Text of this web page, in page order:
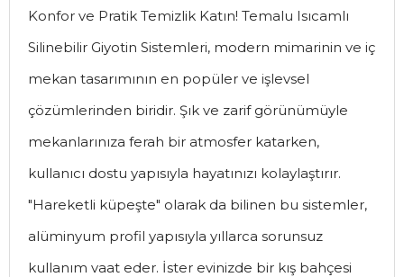
Konfor ve Pratik Temizlik Katın! Temalu Isıcamlı
Silinebilir Giyotin Sistemleri, modern mimarinin ve iç
mekan tasarımının en popüler ve işlevsel
çözümlerinden biridir. Şık ve zarif görünümüyle
mekanlarınıza ferah bir atmosfer katarken,
kullanıcı dostu yapısıyla hayatınızı kolaylaştırır.
"Hareketli küpeşte" olarak da bilinen bu sistemler,
alüminyum profil yapısıyla yıllarca sorunsuz
kullanım vaat eder. İster evinizde bir kış bahçesi